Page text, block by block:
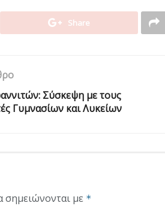
Share
Σύσκεψη με τους
Γυμνασίων και Λυκείων
σημειώνονται με *